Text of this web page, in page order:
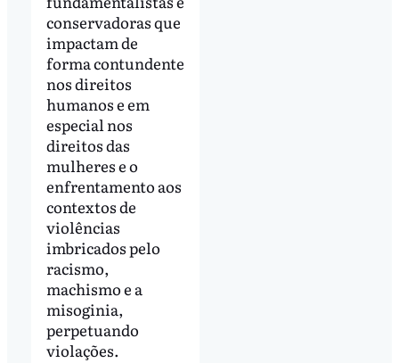
conservadoras que
impactam de
forma contundente
nos direitos
humanos e em
especial nos
direitos das
mulheres e o
enfrentamento aos
contextos de
violências
imbricados pelo
racismo,
machismo e a
misoginia,
perpetuando
violações.